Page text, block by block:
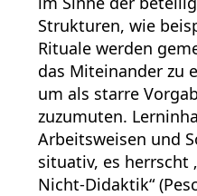
Strukturen, wie
Rituale werden
das Miteinander zu
um als starre
zuzumuten.
Arbeitsweisen und
situativ, es herrscht
Nicht-Didaktik“